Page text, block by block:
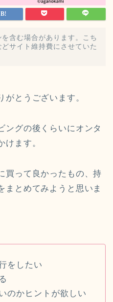
含む場合があります。こち
サイト維持費にさせていた
がとうございます。
ングの後くらいにオンタ
けます。
買って良かったもの、持
まとめてみようと思いま
をしたい
のかヒントが欲しい